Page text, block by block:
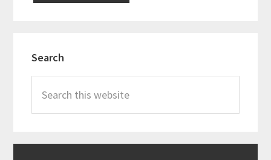
Sidebar
Search
this
website